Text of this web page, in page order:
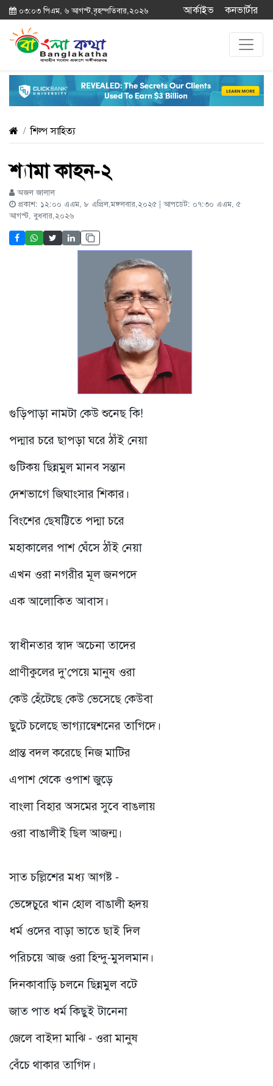
০৩:০৩ পিএম, ৬ আগস্ট,বৃহস্পতিবার,২০২৬ আর্কাইভ কনভার্টার
শিল্প সাহিত্য
শ্যামা কাহন-২
অজল জালাল
প্রকাশ: ১২:০০ এএম, ৮ এপ্রিল,মঙ্গলবার,২০২৫ | আপডেট: ০৭:৩০ এএম, ৫
আগস্ট, বুধবার,২০২৬
গুড়িপাড়া নামটা কেউ শুনেছ কি!
পদ্মার চরে ছাপড়া ঘরে ঠাঁই নেয়া
গুটিকয় ছিন্নমুল মানব সন্তান
দেশভাগে জিঘাংসার শিকার।
বিংশের ছেষট্টিতে পদ্মা চরে
মহাকালের পাশ ঘেঁসে ঠাঁই নেয়া
এখন ওরা নগরীর মূল জনপদে
এক আলোকিত আবাস।
স্বাধীনতার স্বাদ অচেনা তাদের
প্রাণীকুলের দু'পেয়ে মানুষ ওরা
কেউ হেঁটেছে কেউ ভেসেছে কেউবা
ছুটে চলেছে ভাগ্যান্বেশনের তাগিদে।
প্রান্ত বদল করেছে নিজ মাটির
এপাশ থেকে ওপাশ জুড়ে
বাংলা বিহার অসমের সুবে বাঙলায়
ওরা বাঙালীই ছিল আজন্ম।
সাত চল্লিশের মধ্য আগষ্ট -
ভেঙ্গেচুরে খান হোল বাঙালী হৃদয়
ধর্ম ওদের বাড়া ভাতে ছাই দিল
পরিচয়ে আজ ওরা হিন্দু-মুসলমান।
দিনকাবাড়ি চলনে ছিন্নমুল বটে
জাত পাত ধর্ম কিছুই টানেনা
জেলে বাইদা মাঝি - ওরা মানুষ
বেঁচে থাকার তাগিদ।